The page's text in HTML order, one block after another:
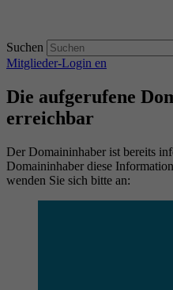
Suchen
Mitglieder-Login en
Die aufgerufene
erreichbar
Der Domaininhaber ist bereits
Domaininhaber diese
wenden Sie sich bitte an: